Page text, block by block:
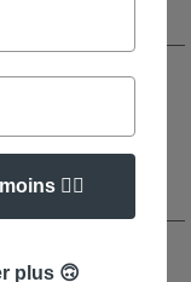
Cookies-Plan du Site
Notre
👍🏼
plus 🙃